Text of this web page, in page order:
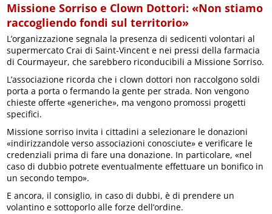
Missione Sorriso e Clown Dottori: «Non stiamo
raccogliendo fondi sul territorio»
L’organizzazione segnala la presenza di sedicenti volontari al
supermercato Crai di Saint-Vincent e nei pressi della farmacia
di Courmayeur, che sarebbero riconducibili a Missione Sorriso.
L’associazione ricorda che i clown dottori non raccolgono soldi
porta a porta o fermando la gente per strada. Non vengono
chieste offerte «generiche», ma vengono promossi progetti
specifici.
Missione sorriso invita i cittadini a selezionare le donazioni
«indirizzandole verso associazioni conosciute» e verificare le
credenziali prima di fare una donazione. In particolare, «nel
caso di dubbio potrete eventualmente effettuare un bonifico in
un secondo tempo».
E ancora, il consiglio, in caso di dubbi, è di prendere un
volantino e sottoporlo alle forze dell’ordine.